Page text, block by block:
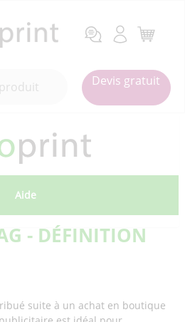
Devis gratuit
Aide
- DÉFINITION
suite à un achat en boutique